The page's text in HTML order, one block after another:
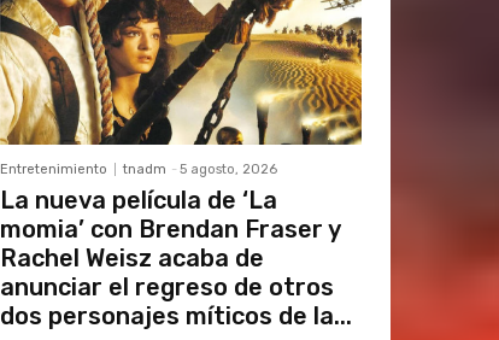
Entretenimiento tnadm - 5 agosto, 2026
La nueva película de ‘La
momia’ con Brendan Fraser y
Rachel Weisz acaba de
anunciar el regreso de otros
dos personajes míticos de la...